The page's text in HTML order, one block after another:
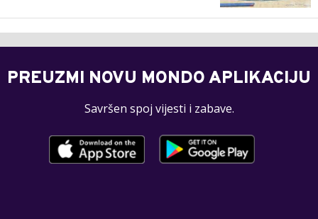
PREUZMI NOVU MONDO APLIKACIJU
Savršen spoj vijesti i zabave.